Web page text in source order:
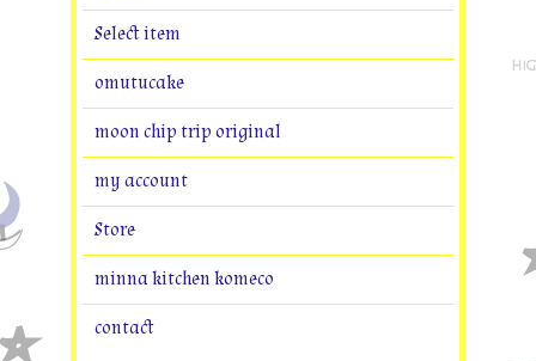
Select item
omutucake
moon chip trip original
my account
Store
minna kitchen komeco
contact